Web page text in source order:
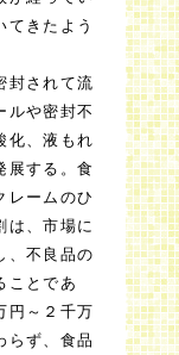
きたよう
封されて流
ルや密封不
化、液もれ
展する。食
レームのひ
は、市場に
、不良品の
ことであ
円～２千万
らず、食品